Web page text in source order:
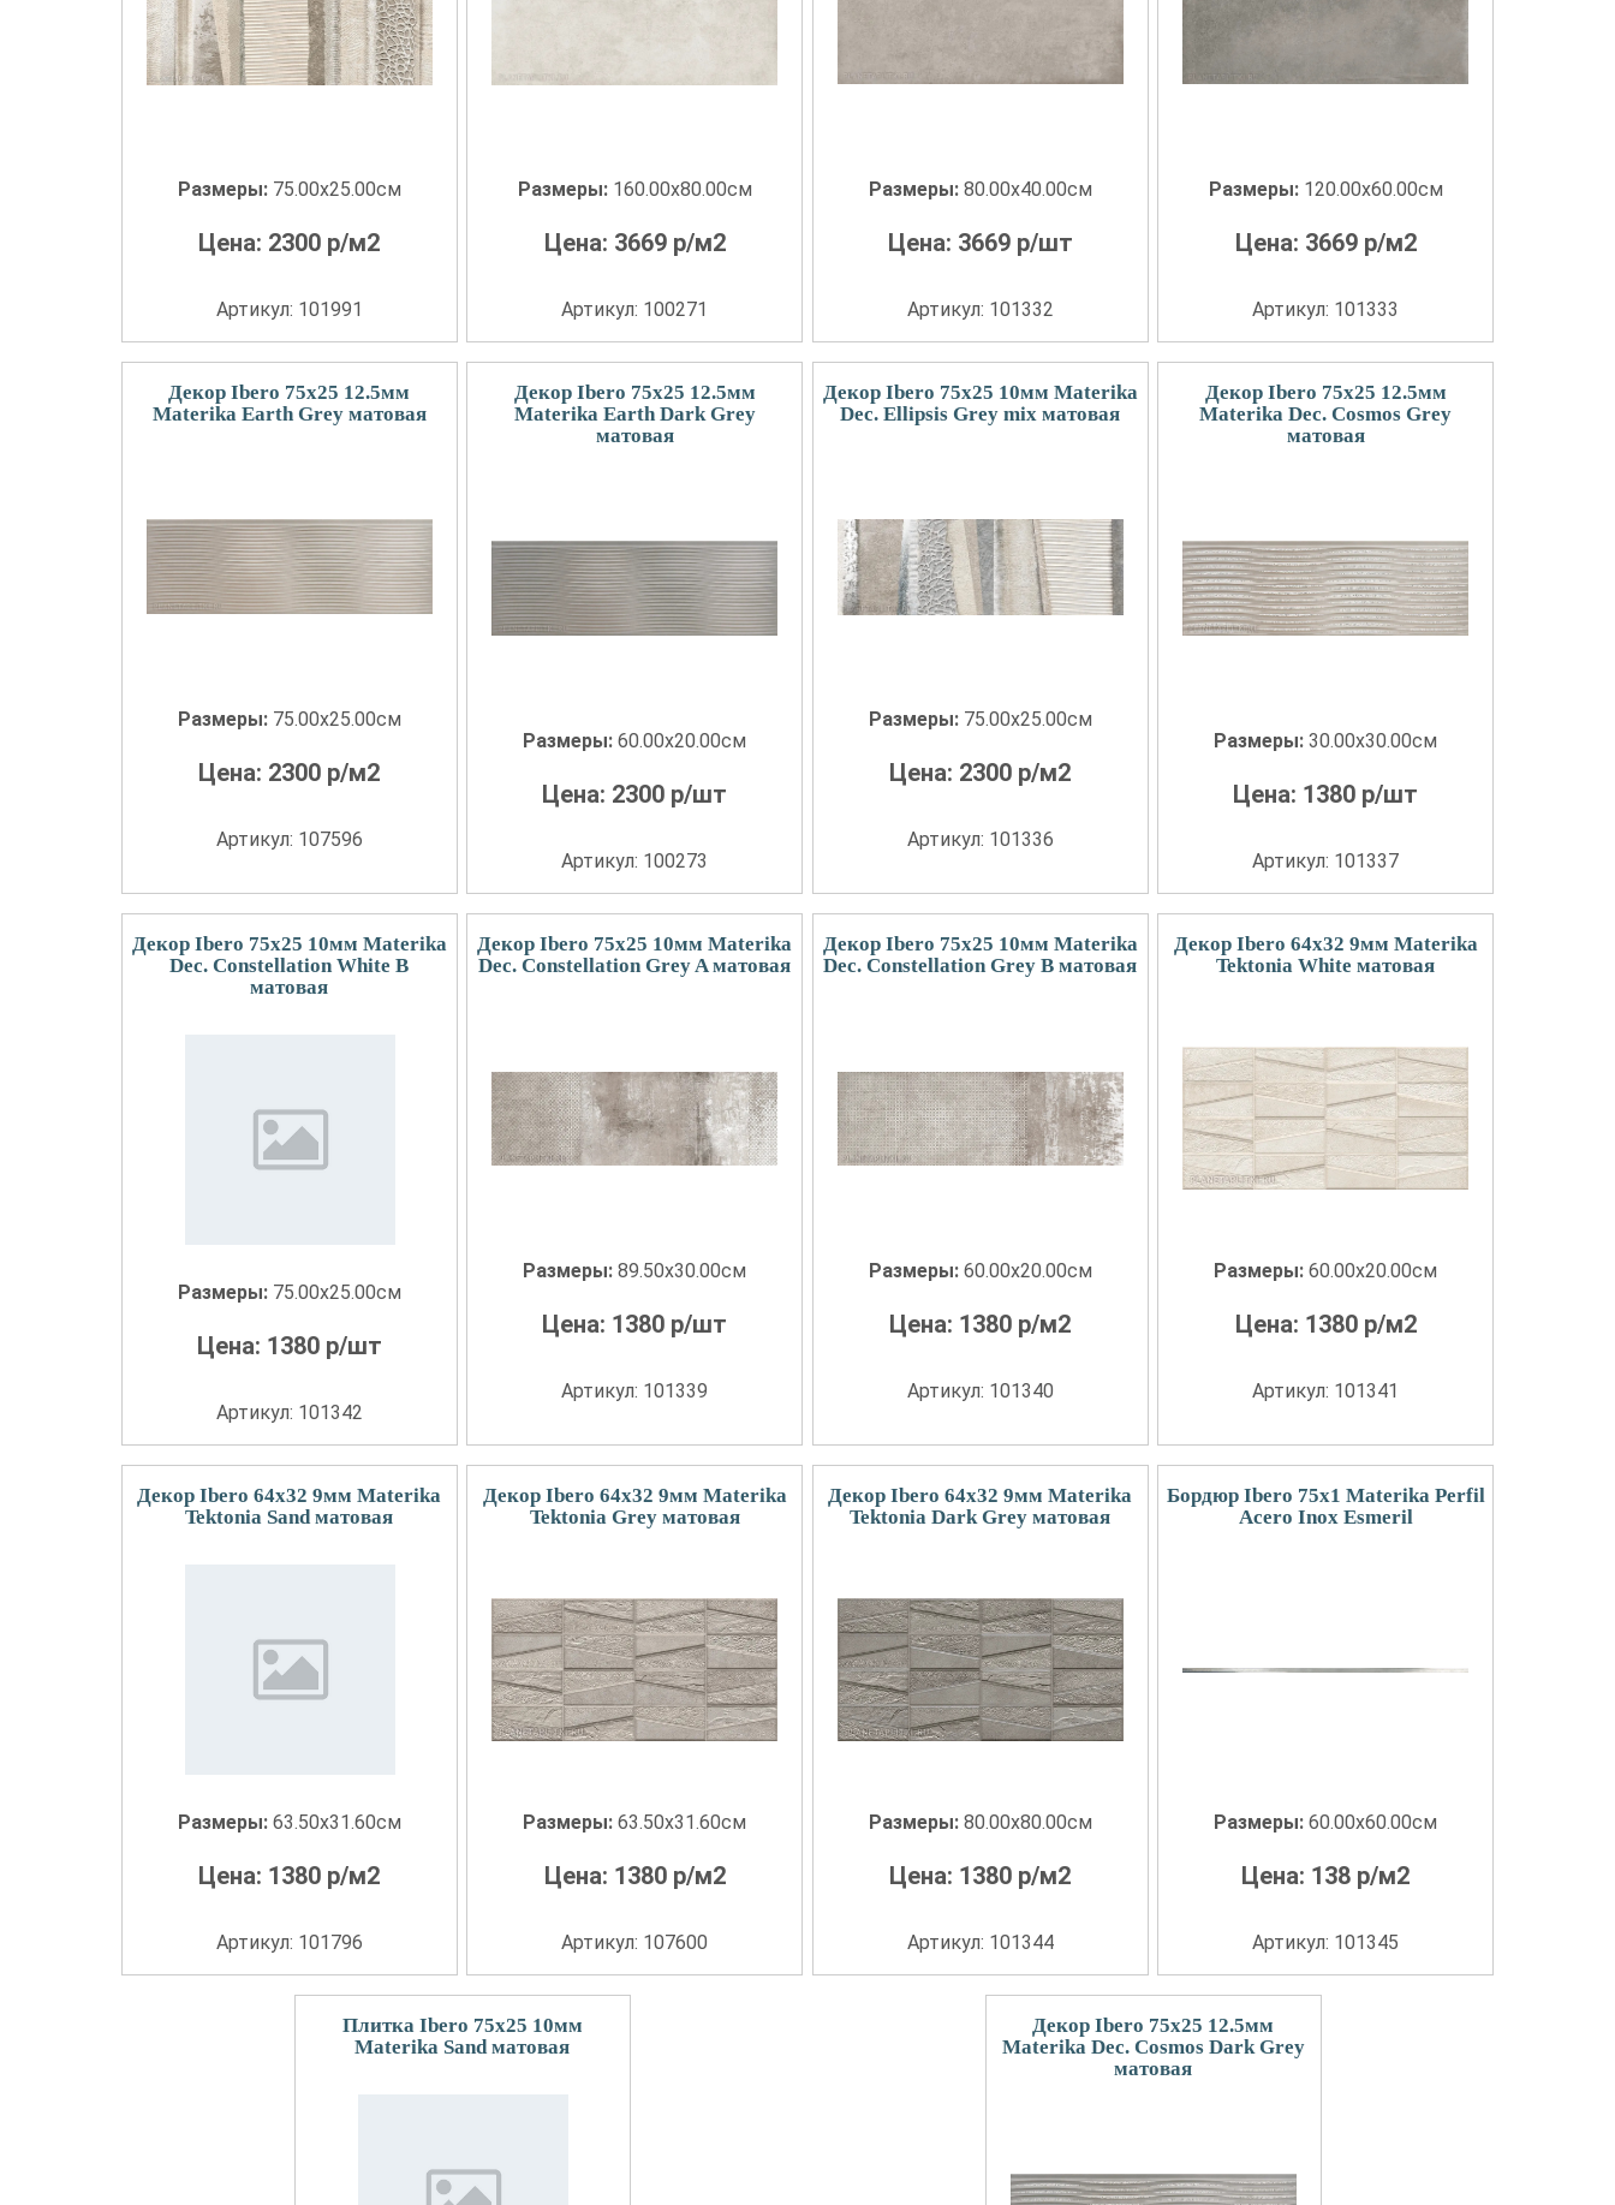
Размеры: 75.00x25.00см
Цена: 2300 р/м2
Артикул: 101991
Размеры: 160.00x80.00см
Цена: 3669р/м2
Артикул: 100271
Размеры: 80.00x40.00см
Цена: 3669р/шт
Артикул: 101332
Размеры: 120.00x60.00см
Цена: 3669р/м2
Артикул: 101333
Декор Ibero 75x25 12.5мм
Materika Earth Grey матовая
Размеры: 75.00x25.00см
Цена: 2300 р/м2
Артикул: 107596
Декор Ibero 75x25 12.5мм
Materika Earth Dark Grey
матовая
Размеры:60.00x20.00см
Цена: 2300 р/шт
Артикул: 100273
Декор Ibero 75x25 10мм Materika
Dec. Ellipsis Grey mix матовая
Размеры: 75.00x25.00см
Цена: 2300 р/м2
Артикул: 101336
Декор Ibero 75x25 12.5мм
Materika Dec. Cosmos Grey
матовая
Размеры:30.00x30.00см
Цена: 1380 р/шт
Артикул: 101337
Декор Ibero 75x25 10мм Materika
Dec. Constellation White B
матовая
Размеры: 75.00x25.00см
Цена: 1380р/шт
Артикул: 101342
Декор Ibero 75x25 10мм Materika
Dec. Constellation Grey A матовая
Размеры:89.50x30.00см
Цена: 1380 р/шт
Артикул: 101339
Декор Ibero 75x25 10мм Materika
Dec. Constellation Grey B матовая
Размеры: 60.00x20.00см
Цена: 1380 р/м2
Артикул: 101340
Декор Ibero 64x32 9мм Materika
Tektonia White матовая
Размеры:60.00x20.00см
Цена: 1380р/м2
Артикул: 101341
Декор Ibero 64x32 9мм Materika
Tektonia Sand матовая
Размеры: 63.50x31.60см
Цена: 1380 р/м2
Артикул: 101796
Декор Ibero 64x32 9мм Materika
Tektonia Grey матовая
Размеры:63.50x31.60см
Цена: 1380р/м2
Артикул: 107600
Декор Ibero 64x32 9мм Materika
Tektonia Dark Grey матовая
Размеры: 80.00x80.00см
Цена: 1380 р/м2
Артикул: 101344
Бордюр Ibero 75x1 Materika Perfil
Acero Inox Esmeril
Размеры:60.00x60.00см
Цена: 138 р/м2
Артикул: 101345
Плитка Ibero 75x25 10мм
Materika Sand матовая
Декор Ibero 75x25 12.5мм
Materika Dec. Cosmos Dark Grey
матовая